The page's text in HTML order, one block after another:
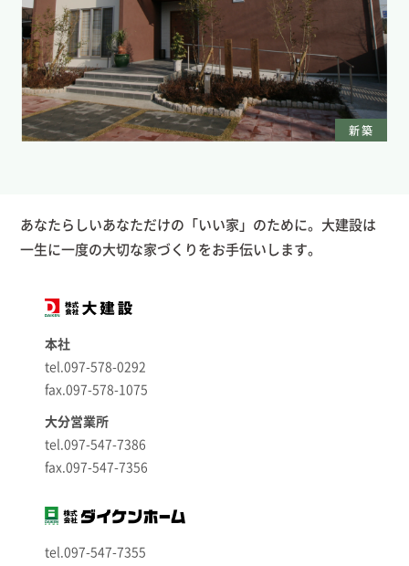
新築
あなたらしいあなただけの「いい家」のために。大建設は
一生に一度の大切な家づくりをお手伝いします。
本社
tel.097-578-0292
fax.097-578-1075
大分営業所
tel.097-547-7386
fax.097-547-7356
tel.097-547-7355